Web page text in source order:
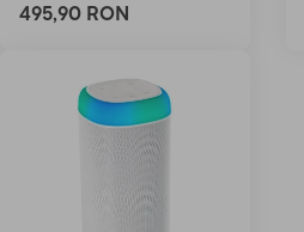
495,90 RON